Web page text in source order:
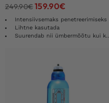
249.90€159.90€
Intensiivsemaks penetreerimiseks
Lihtne kasutada
Suurendab nii ümbermõõtu kui ka pikkust